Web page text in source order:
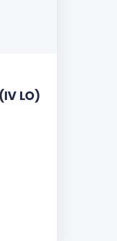
LO)